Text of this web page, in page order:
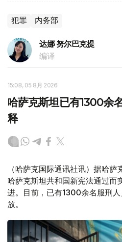
犯罪 内务部
达娜 努尔巴克提
编译
15:08, 05 8月 2026
哈萨克斯坦已有1300余
释
（哈萨克国际通讯社讯）据哈
哈萨克斯坦共和国新宪法通过而
进。目前，已有1300余名服刑
放。